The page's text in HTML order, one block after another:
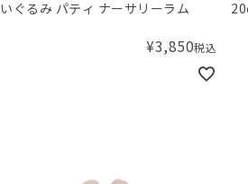
いぐるみ パティ ナーサリーラム
¥3,850税込